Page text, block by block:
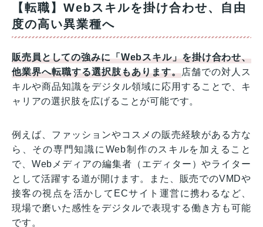
【転職】Webスキルを掛け合わせ、自由
度の高い異業種へ
販売員としての強みに「Webスキル」を掛け合わせ、
他業界へ転職する選択肢もあります。店舗での対人ス
キルや商品知識をデジタル領域に応用することで、キ
ャリアの選択肢を広げることが可能です。
例えば、ファッションやコスメの販売経験がある方な
ら、その専門知識にWeb制作のスキルを加えること
で、Webメディアの編集者（エディター）やライター
として活躍する道が開けます。また、販売でのVMDや
接客の視点を活かしてECサイト運営に携わるなど、
現場で磨いた感性をデジタルで表現する働き方も可能
です。